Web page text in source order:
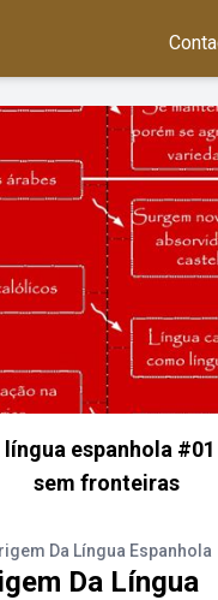
espanhola #01
sem fronteiras
Da Língua Espanhola
Da Língua